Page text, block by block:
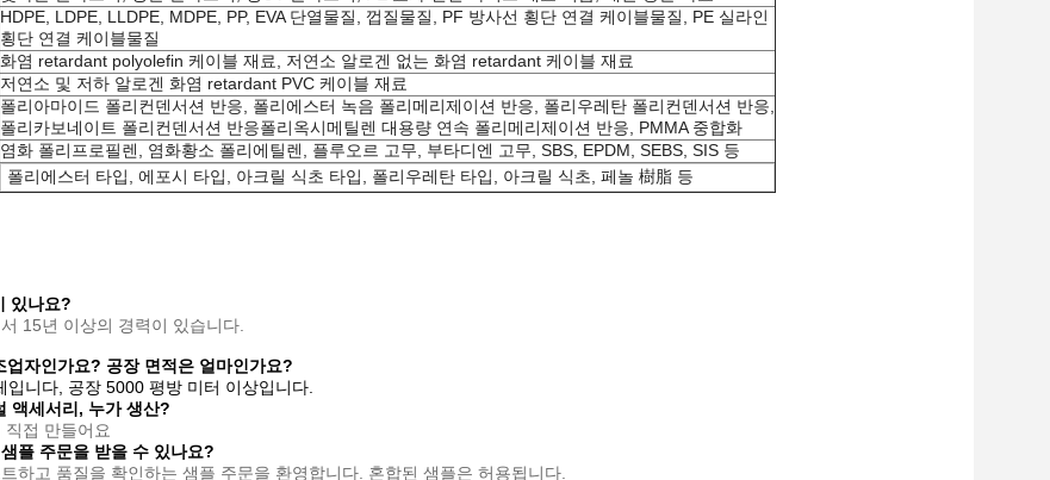
HDPE, LDPE, LLDPE, MDPE, PP, EVA 단열물질, 껍질물질, PF 방사선 횡단 연결 케이블물질, PE 실라인
횡단 연결 케이블물질
화염 retardant polyolefin 케이블 재료, 저연소 알로겐 없는 화염 retardant 케이블 재료
저연소 및 저하 알로겐 화염 retardant PVC 케이블 재료
폴리아마이드 폴리컨덴서션 반응, 폴리에스터 녹음 폴리메리제이션 반응, 폴리우레탄 폴리컨덴서션 반응,
폴리카보네이트 폴리컨덴서션 반응폴리옥시메틸렌 대용량 연속 폴리메리제이션 반응, PMMA 중합화
염화 폴리프로필렌, 염화황소 폴리에틸렌, 플루오르 고무, 부타디엔 고무, SBS, EPDM, SEBS, SIS 등
폴리에스터 타입, 에포시 타입, 아크릴 식초 타입, 폴리우레탄 타입, 아크릴 식초, 페놀 樹脂 등